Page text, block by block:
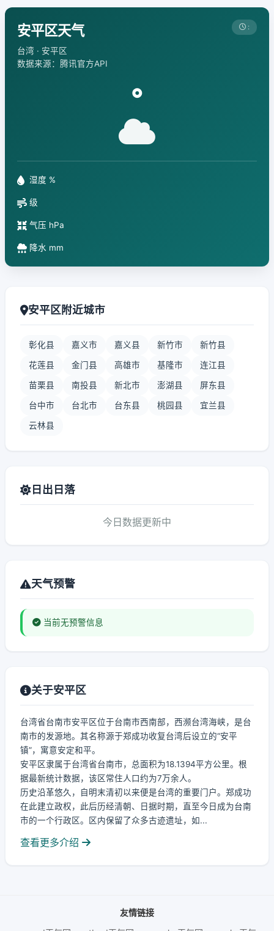
安平区天气
台湾 · 安平区
数据来源：腾讯官方API
:
°
湿度 %
级
气压 hPa
降水 mm
安平区附近城市
彰化县 嘉义市 嘉义县 新竹市 新竹县
花莲县 金门县 高雄市 基隆市 连江县
苗栗县 南投县 新北市 澎湖县 屏东县
台中市 台北市 台东县 桃园县 宜兰县
云林县
日出日落
今日数据更新中
天气预警
当前无预警信息
关于安平区
台湾省台南市安平区位于台南市西南部，西濒台湾海峡，是台
南市的发源地。其名称源于郑成功收复台湾后设立的“安平
镇”，寓意安定和平。
安平区隶属于台湾省台南市，总面积为18.1394平方公里。根
据最新统计数据，该区常住人口约为7万余人。
历史沿革悠久，自明末清初以来便是台湾的重要门户。郑成功
在此建立政权，此后历经清朝、日据时期，直至今日成为台南
市的一个行政区。区内保留了众多古迹遗址，如...
查看更多介绍
友情链接